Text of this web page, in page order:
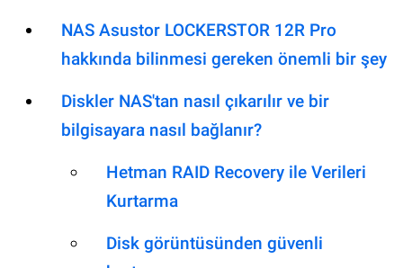
NAS Asustor LOCKERSTOR 12R Pro
hakkında bilinmesi gereken önemli bir şey
Diskler NAS'tan nasıl çıkarılır ve bir
bilgisayara nasıl bağlanır?
Hetman RAID Recovery ile Verileri
Kurtarma
Disk görüntüsünden güvenli